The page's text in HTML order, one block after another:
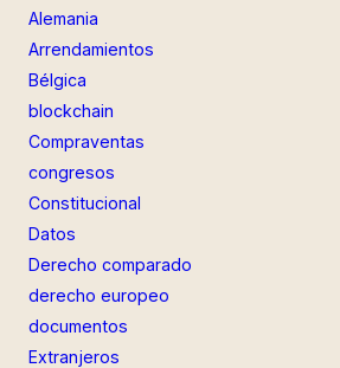
Alemania
Arrendamientos
Bélgica
blockchain
Compraventas
congresos
Constitucional
Datos
Derecho comparado
derecho europeo
documentos
Extranjeros